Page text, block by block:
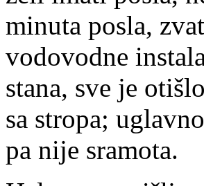
minuta posla,
vodovodne
stana, sve je
sa stropa;
pa nije sramota.